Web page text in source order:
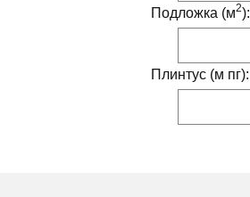
Подложка (м2):
Плинтус (м пг):